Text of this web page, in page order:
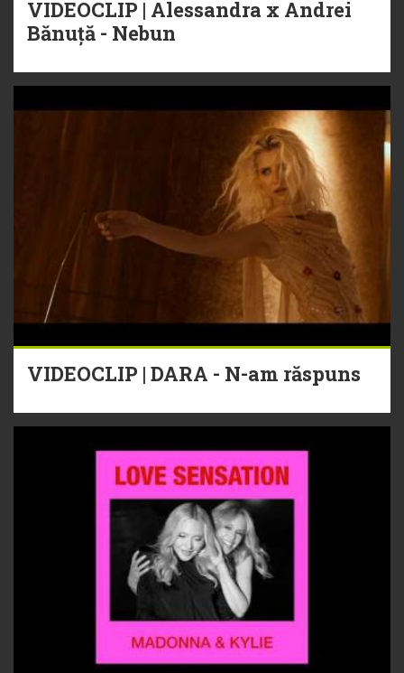
VIDEOCLIP | Alessandra x Andrei
Bănuță - Nebun
VIDEOCLIP | DARA - N-am răspuns